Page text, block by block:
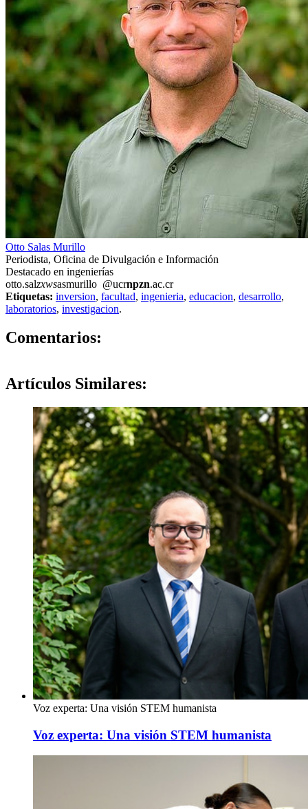
Otto Salas Murillo
Periodista, Oficina de Divulgación e Información
Destacado en ingenierías
otto.salzxwsasmurillo @ucrnpzn.ac.cr
Etiquetas: inversion, facultad, ingenieria, educacion, desarrollo,
laboratorios, investigacion.
Comentarios:
Artículos Similares:
Voz experta: Una visión STEM humanista
Voz experta: Una visión STEM humanista